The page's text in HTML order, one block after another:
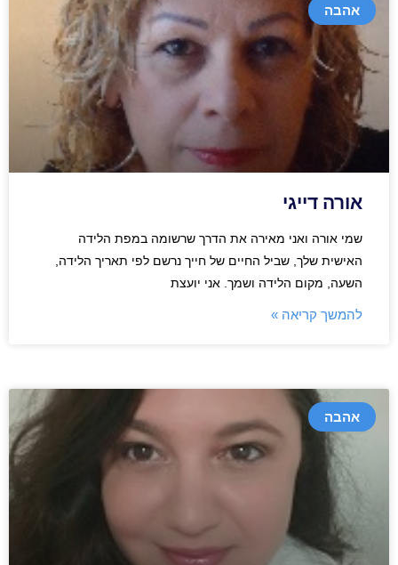
אהבה
אורה דייגי
שמי אורה ואני מאירה את הדרך שרשומה במפת הלידה
האישית שלך, שביל החיים של חייך נרשם לפי תאריך הלידה,
השעה, מקום הלידה ושמך. אני יועצת
להמשך קריאה »
אהבה